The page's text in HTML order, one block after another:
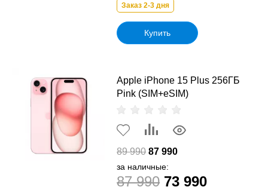
Заказ 2-3 дня
Купить
Apple iPhone 15 Plus 256ГБ
Pink (SIM+eSIM)
89 990 87 990
за наличные:
87 990 73 990